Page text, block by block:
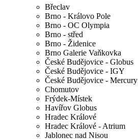
Břeclav
Brno - Královo Pole
Brno - OC Olympia
Brno - střed
Brno - Židenice
Brno Galerie Vaňkovka
České Budějovice - Globus
České Budějovice - IGY
České Budějovice - Mercury
Chomutov
Frýdek-Místek
Havířov Globus
Hradec Králové
Hradec Králové - Atrium
Jablonec nad Nisou